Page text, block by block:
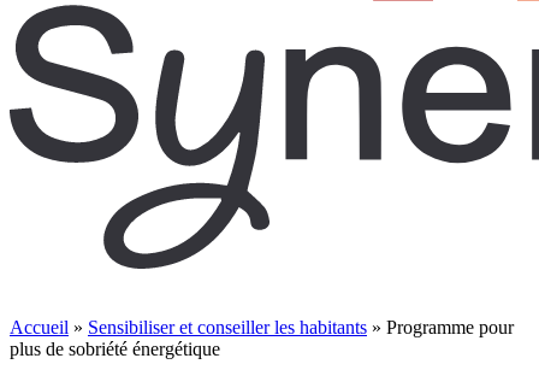
Accueil » Sensibiliser et conseiller les habitants » Programme pour
plus de sobriété énergétique